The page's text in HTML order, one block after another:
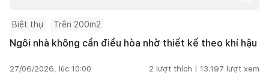
Biệt thự Trên 200m2
Ngôi nhà không cần điều hòa nhờ thiết kế theo khí hậu
27/06/2026, lúc 10:00 2 lượt thích | 13.197 lượt xem